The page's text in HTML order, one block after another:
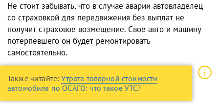
Не стоит забывать, что в случае аварии автовладелец
со страховкой для передвижения без выплат не
получит страховое возмещение. Свое авто и машину
потерпевшего он будет ремонтировать
самостоятельно.
Также читайте:Утрата товарной стоимости
автомобиля по ОСАГО: что такое УТС?